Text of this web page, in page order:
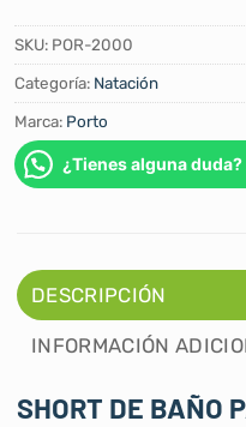
SKU: POR-2000
Categoría: Natación
Marca: Porto
¿Tienes alguna
DESCRIPCIÓN
INFORMACIÓN
SHORT DE BAÑO